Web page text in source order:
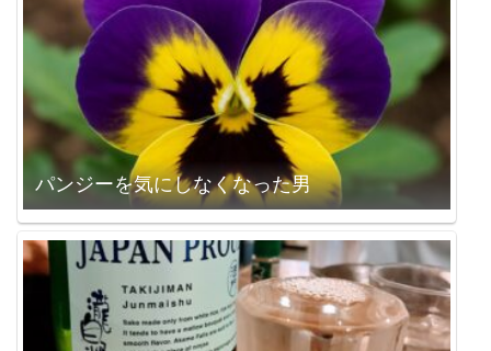
パンジーを気にしなくなった男